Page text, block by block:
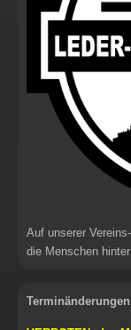
Auf unserer
die Menschen